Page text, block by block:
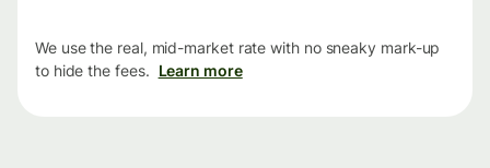
We use the real, mid-market rate with no sneaky mark-up
to hide the fees. Learn more